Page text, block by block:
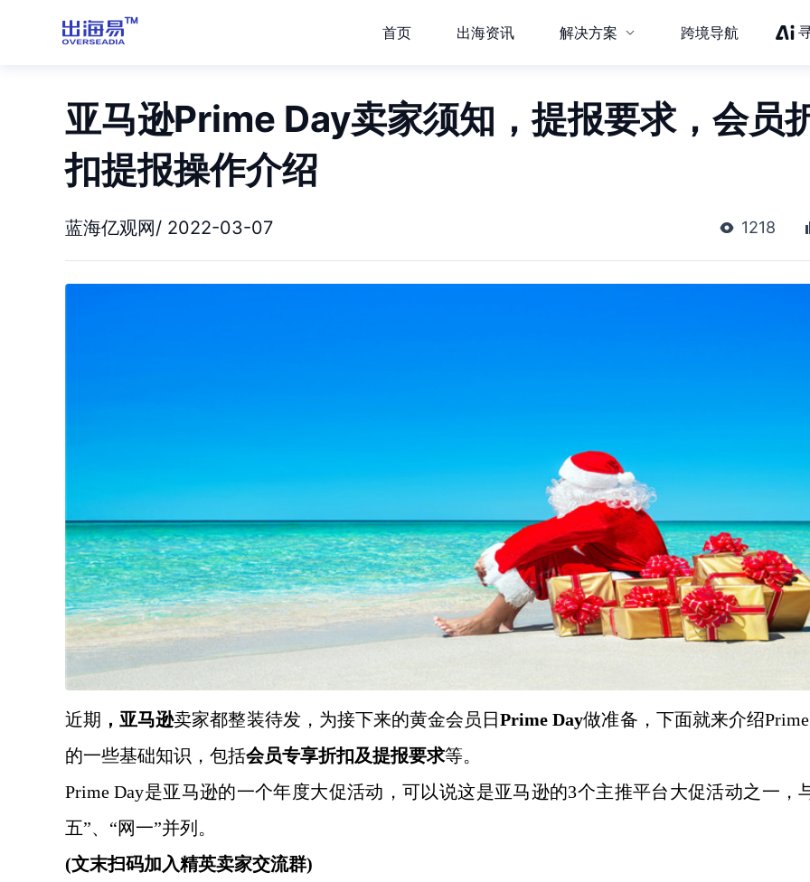
首页 出海资讯 解决方案 跨境导航
亚马逊Prime Day卖家须知，提报要求，会员
扣提报操作介绍
蓝海亿观网/ 2022-03-07 1218
近期 ，亚马逊卖家都整装待发，为接下来的黄金会员日Prime Day做准备，下面就来介绍
的一些基础知识，包括会员专享折扣及提报要求等。
Prime Day是亚马逊的一个年度大促活动，可以说这是亚马逊的3个主推平台大促活动之一，
五”、“网一”并列。
(文末扫码加入精英卖家交流群)